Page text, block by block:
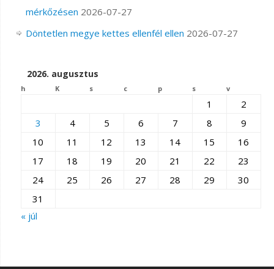
mérkőzésen 2026-07-27
Döntetlen megye kettes ellenfél ellen 2026-07-27
2026. augusztus
h K s c p s v
1
2
3
4 5 6 7 8
9
10
11 12 13 14 15
16
17
18 19 20 21 22
23
24
25 26 27 28 29
30
31
« júl